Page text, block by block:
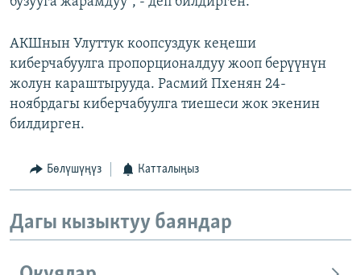
АКШнын Улуттук коопсуздук кеңеши
киберчабуулга пропорционалдуу жооп берүүнүн
жолун караштырууда. Расмий Пхенян 24-
ноябрдагы киберчабуулга тиешеси жок экенин
билдирген.
Бөлүшүңүз Катталыңыз
Дагы кызыктуу баяндар